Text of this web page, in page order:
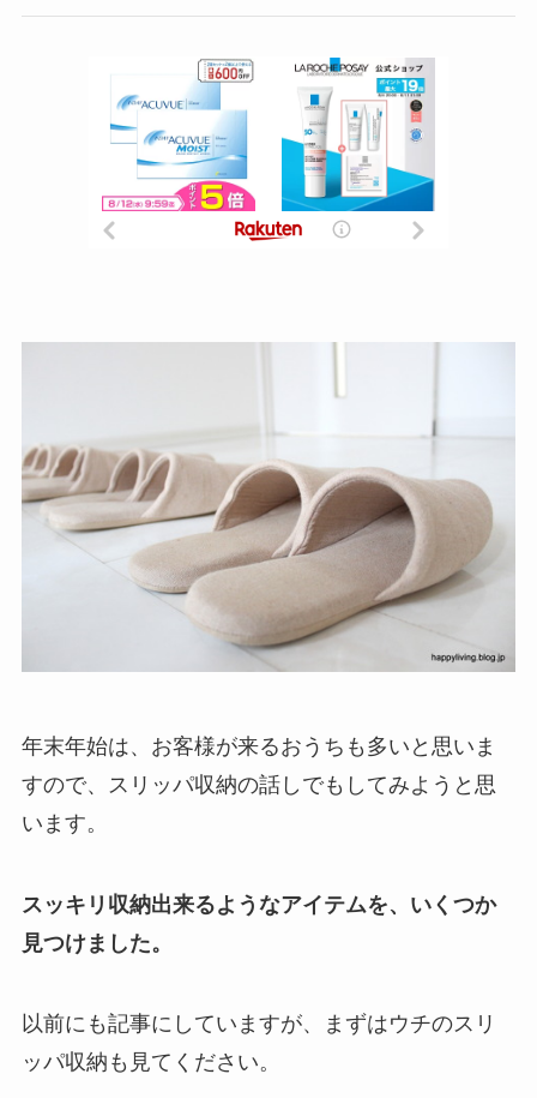
年末年始は、お客様が来るおうちも多いと思いま
すので、スリッパ収納の話しでもしてみようと思
います。
スッキリ収納出来るようなアイテムを、いくつか
見つけました。
以前にも記事にしていますが、まずはウチのスリ
ッパ収納も見てください。